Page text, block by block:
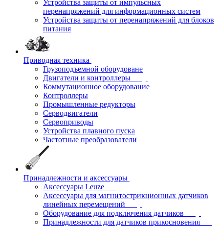
Устройства защиты от импульсных
перенапряжений для информационных систем
Устройства защиты от перенапряжений для блоков
питания
Приводная техника
Грузоподъемной оборудоване
Двигатели и контроллеры
Коммутационное оборудование
Контроллеры
Промышленные редукторы
Серводвигатели
Сервоприводы
Устройства плавного пуска
Частотные преобразователи
Принадлежности и аксессуары
Аксессуары Leuze
Аксессуары для магнитострикционных датчиков
линейных перемещений
Оборудование для подключения датчиков
Принадлежности для датчиков прикосновения